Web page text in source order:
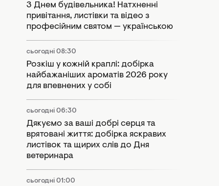
З Днем будівельника! Натхненні
привітання, листівки та відео з
професійним святом — українською
сьогодні 08:30
Розкіш у кожній краплі: добірка
найбажаніших ароматів 2026 року
для впевнених у собі
сьогодні 06:30
Дякуємо за ваші добрі серця та
врятовані життя: добірка яскравих
листівок та щирих слів до Дня
ветеринара
сьогодні 01:00